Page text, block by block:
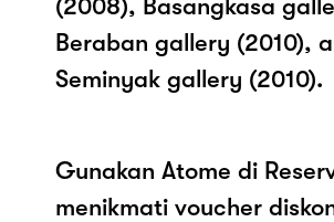
(2008), Basangkasa
Beraban gallery (2010),
Seminyak gallery (2010).
Gunakan Atome di
menikmati voucher